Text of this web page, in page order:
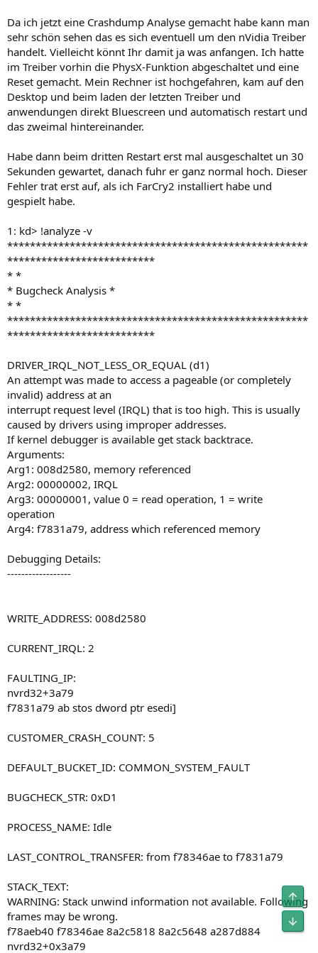
Da ich jetzt eine Crashdump Analyse gemacht habe kann man
sehr schön sehen das es sich eventuell um den nVidia Treiber
handelt. Vielleicht könnt Ihr damit ja was anfangen. Ich hatte
im Treiber vorhin die PhysX-Funktion abgeschaltet und eine
Reset gemacht. Mein Rechner ist hochgefahren, kam auf den
Desktop und beim laden der letzten Treiber und
anwendungen direkt Bluescreen und automatisch restart und
das zweimal hintereinander.
Habe dann beim dritten Restart erst mal ausgeschaltet un 30
Sekunden gewartet, danach fuhr er ganz normal hoch. Dieser
Fehler trat erst auf, als ich FarCry2 installiert habe und
gespielt habe.
1: kd> !analyze -v
*****************************************************
**************************
* *
* Bugcheck Analysis *
* *
*****************************************************
**************************
DRIVER_IRQL_NOT_LESS_OR_EQUAL (d1)
An attempt was made to access a pageable (or completely
invalid) address at an
interrupt request level (IRQL) that is too high. This is usually
caused by drivers using improper addresses.
If kernel debugger is available get stack backtrace.
Arguments:
Arg1: 008d2580, memory referenced
Arg2: 00000002, IRQL
Arg3: 00000001, value 0 = read operation, 1 = write
operation
Arg4: f7831a79, address which referenced memory
Debugging Details:
------------------
WRITE_ADDRESS: 008d2580
CURRENT_IRQL: 2
FAULTING_IP:
nvrd32+3a79
f7831a79 ab stos dword ptr esedi]
CUSTOMER_CRASH_COUNT: 5
DEFAULT_BUCKET_ID: COMMON_SYSTEM_FAULT
BUGCHECK_STR: 0xD1
PROCESS_NAME: Idle
LAST_CONTROL_TRANSFER: from f78346ae to f7831a79
STACK_TEXT:
WARNING: Stack unwind information not available. Following
frames may be wrong.
f78aeb40 f78346ae 8a2c5818 8a2c5648 a287d884
nvrd32+0x3a79